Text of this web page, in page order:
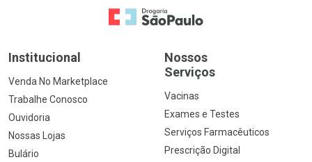
Ir para a Home
Institucional
Venda No Marketplace
Trabalhe Conosco
Ouvidoria
Nossas Lojas
Bulário
Nossos
Serviços
Vacinas
Exames e Testes
Serviços Farmacêuticos
Prescrição Digital